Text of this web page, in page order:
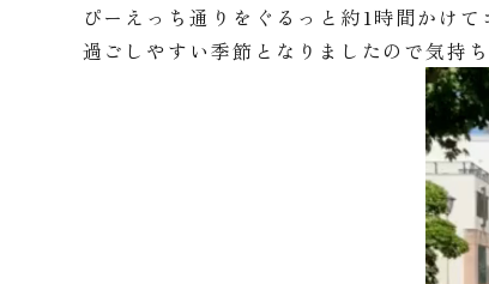
ぴーえっち通りをぐるっと約1時間かけて
過ごしやすい季節となりましたので気持